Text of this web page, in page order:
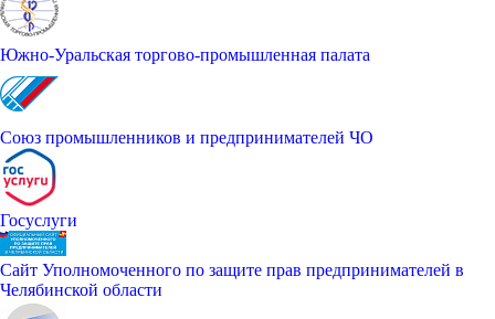
Южно-Уральская торгово-промышленная палата
Союз промышленников и предпринимателей ЧО
Госуслуги
Сайт Уполномоченного по защите прав предпринимателей в
Челябинской области